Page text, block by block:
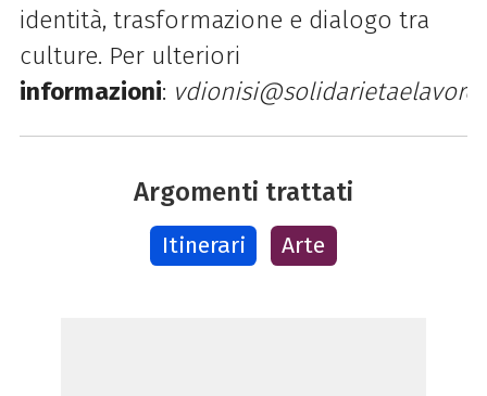
identità, trasformazione e dialogo tra
culture. Per ulteriori
informazioni:
Argomenti trattati
Itinerari Arte